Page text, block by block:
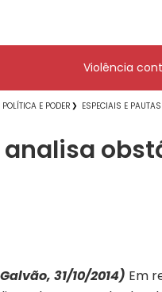
Violência
POLÍTICA E PODER ESPECIAIS E PAUTAS
31/10/2014) Em